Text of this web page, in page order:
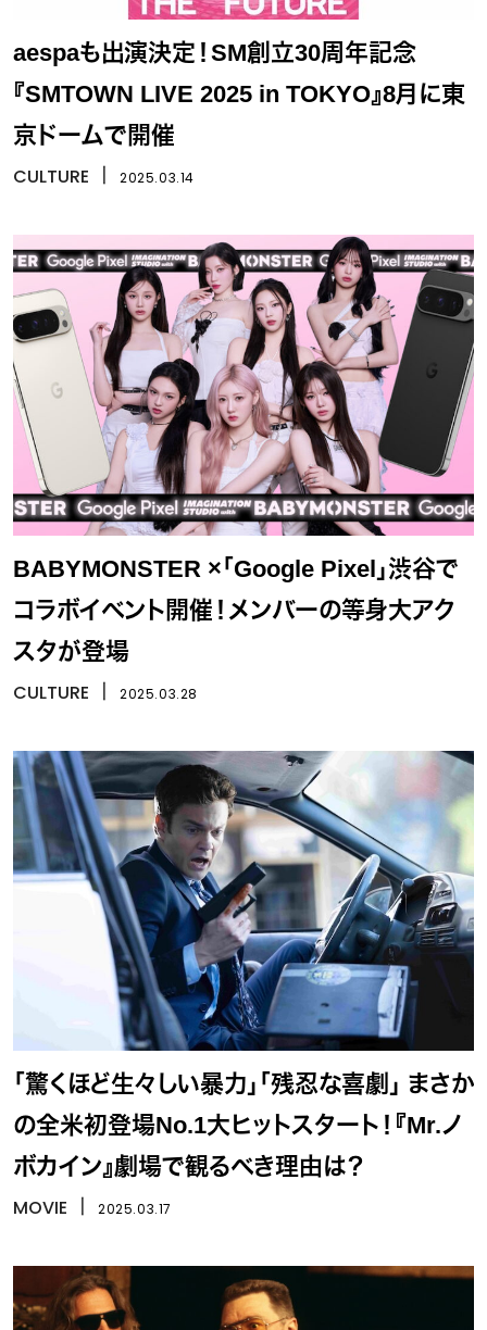
aespaも出演決定！SM創立30周年記念
『SMTOWN LIVE 2025 in TOKYO』8月に東
京ドームで開催
CULTURE 2025.03.14
BABYMONSTER ×「Google Pixel」渋谷で
コラボイベント開催！メンバーの等身大アク
スタが登場
CULTURE 2025.03.28
「驚くほど生々しい暴力」「残忍な喜劇」 まさか
の全米初登場No.1大ヒットスタート！『Mr.ノ
ボカイン』劇場で観るべき理由は？
MOVIE 2025.03.17